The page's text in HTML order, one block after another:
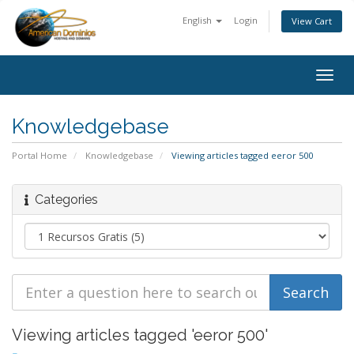
English Login View Cart
Knowledgebase
Portal Home Knowledgebase Viewing articles tagged eeror 500
Categories
Viewing articles tagged 'eeror 500'